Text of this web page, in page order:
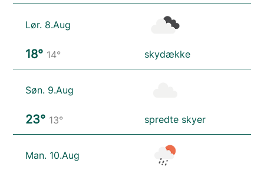
Lør. 8.Aug
18° 14° skydække
Søn. 9.Aug
23° 13° spredte skyer
Man. 10.Aug